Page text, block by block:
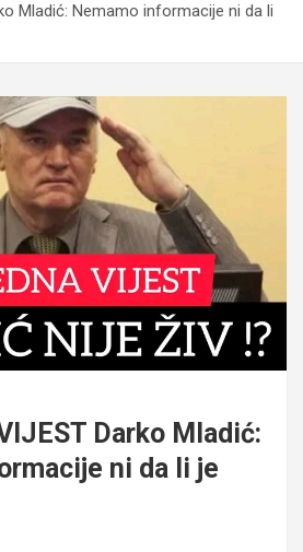
Mladić: Nemamo informacije ni da li
Darko Mladić:
ni da li je